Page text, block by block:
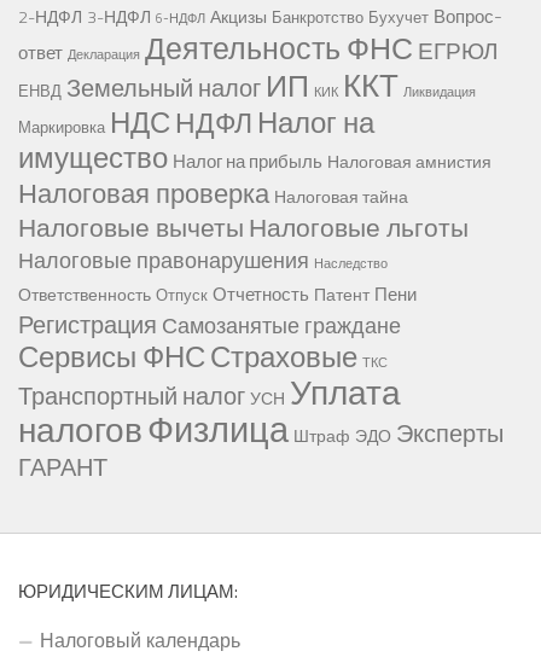
2-НДФЛ 3-НДФЛ 6-НДФЛ Акцизы Банкротство Бухучет Вопрос-
ответ Декларация Деятельность ФНС ЕГРЮЛ
ЕНВД Земельный налог ИП КИК ККТ Ликвидация
Маркировка НДС НДФЛ Налог на
имущество Налог на прибыль Налоговая амнистия
Налоговая проверка Налоговая тайна
Налоговые вычетыНалоговые льготы
Налоговые правонарушения Наследство
Ответственность Отпуск Отчетность Патент Пени
Регистрация Самозанятые граждане
Сервисы ФНССтраховые ТКС
Транспортный налогУСН Уплата
налоговФизлица Штраф ЭДО Эксперты
ГАРАНТ
ЮРИДИЧЕСКИМ ЛИЦАМ:
Налоговый календарь